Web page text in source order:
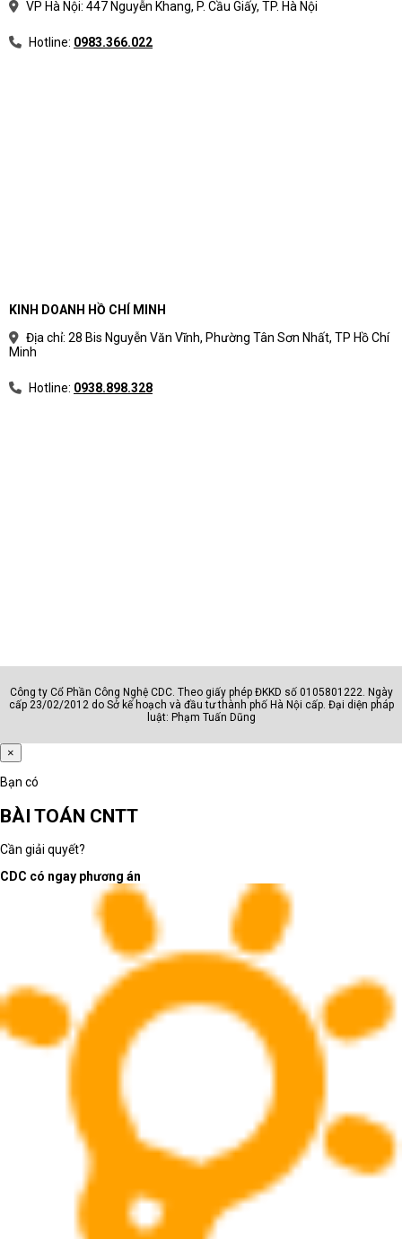
VP Hà Nội: 447 Nguyễn Khang, P. Cầu Giấy, TP. Hà Nội
Hotline: 0983.366.022
KINH DOANH HỒ CHÍ MINH
Địa chỉ: 28 Bis Nguyễn Văn Vĩnh, Phường Tân Sơn Nhất, TP Hồ Chí
Minh
Hotline: 0938.898.328
Công ty Cổ Phần Công Nghệ CDC. Theo giấy phép ĐKKD số 0105801222. Ngày
cấp 23/02/2012 do Sở kế hoạch và đầu tư thành phố Hà Nội cấp. Đại diện pháp
luật: Phạm Tuấn Dũng
×
Bạn có
BÀI TOÁN CNTT
Cần giải quyết?
CDC có ngay phương án